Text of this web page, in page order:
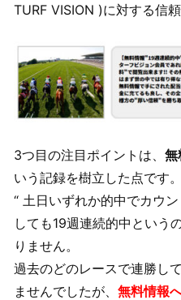
TURF VISION )に対する信
3つ目の注目ポイントは、 無
いう記録を樹立した点です。
“ 土日いずれか的中でカウ
しても19週連続的中という
りません。
過去のどのレースで連勝し
ませんでしたが、 無料情報